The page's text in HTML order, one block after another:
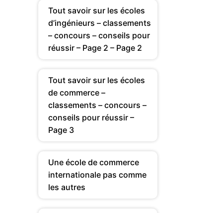
Tout savoir sur les écoles
d’ingénieurs – classements
– concours – conseils pour
réussir – Page 2 – Page 2
Tout savoir sur les écoles
de commerce –
classements – concours –
conseils pour réussir –
Page 3
Une école de commerce
internationale pas comme
les autres